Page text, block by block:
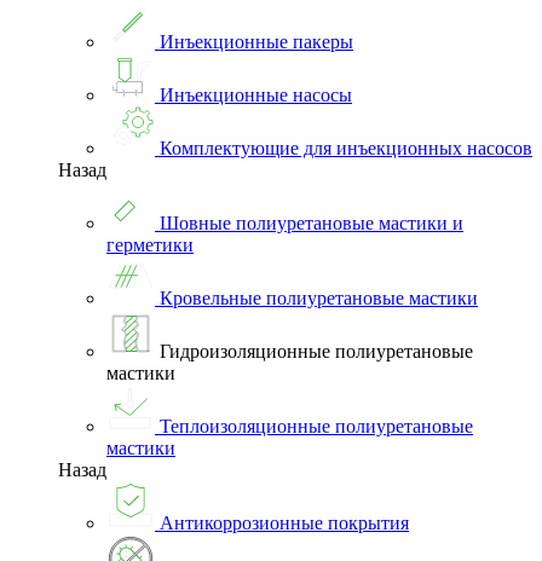
Инъекционные пакеры
Инъекционные насосы
Комплектующие для инъекционных насосов
Назад
Шовные полиуретановые мастики и
герметики
Кровельные полиуретановые мастики
Гидроизоляционные полиуретановые
мастики
Теплоизоляционные полиуретановые
мастики
Назад
Антикоррозионные покрытия